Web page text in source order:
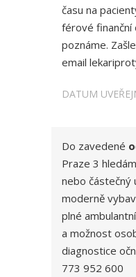
času na
férové finanční
poznáme.
email
DATUM
Do zavedené
Praze 3
nebo částečný
moderně
plné
a možnost
diagnostice
773 952 600